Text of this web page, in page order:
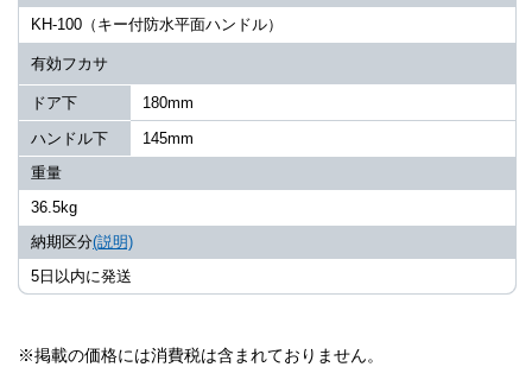
KH-100（キー付防水平面ハンドル）
有効フカサ
ドア下
180mm
ハンドル下
145mm
重量
36.5kg
納期区分(説明)
5日以内に発送
※掲載の価格には消費税は含まれておりません。